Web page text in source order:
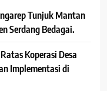
Tunjuk Mantan
Serdang Bedagai.
Koperasi Desa
Implementasi di